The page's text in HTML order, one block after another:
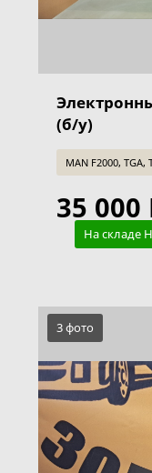
(б/у)
MAN F2000, TGA,
35 000
На складе
3 фото